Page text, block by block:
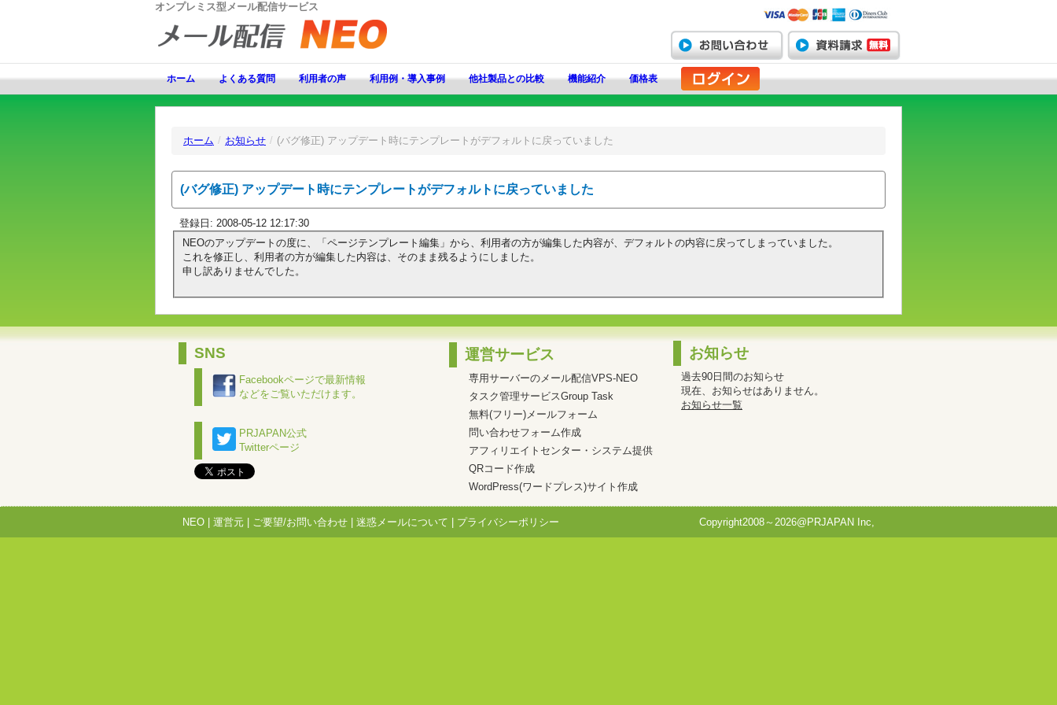
オンプレミス型メール配信サービス
ホーム よくある質問 利用者の声 利用例・導入事例 他社製品との比較 機能紹介 価格表
ホーム / お知らせ / (バグ修正) アップデート時にテンプレートがデフォルトに戻っていました
(バグ修正) アップデート時にテンプレートがデフォルトに戻っていました
登録日: 2008-05-12 12:17:30
NEOのアップデートの度に、「ページテンプレート編集」から、利用者の方が編集した内容が、デフォルトの内容に戻ってしまっていました。
これを修正し、利用者の方が編集した内容は、そのまま残るようにしました。
申し訳ありませんでした。
SNS
Facebookページで最新情報
などをご覧いただけます。
PRJAPAN公式
Twitterページ
運営サービス
専用サーバーのメール配信VPS-NEO
タスク管理サービスGroup Task
無料(フリー)メールフォーム
問い合わせフォーム作成
アフィリエイトセンター・システム提供
QRコード作成
WordPress(ワードプレス)サイト作成
お知らせ
過去90日間のお知らせ
現在、お知らせはありません。
お知らせ一覧
NEO | 運営元 | ご要望/お問い合わせ | 迷惑メールについて | プライバシーポリシー Copyright2008～2026@PRJAPAN Inc,